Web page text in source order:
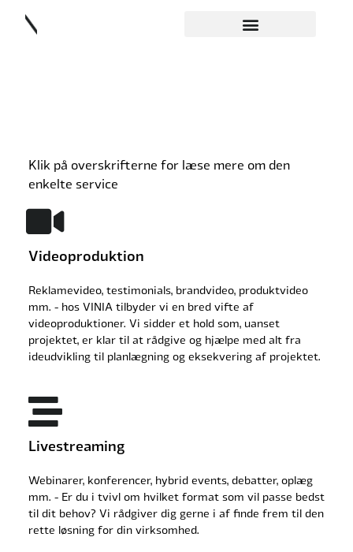
Klik på overskrifterne for læse mere om den
enkelte service
Videoproduktion
Reklamevideo, testimonials, brandvideo, produktvideo
mm. - hos VINIA tilbyder vi en bred vifte af
videoproduktioner. Vi sidder et hold som, uanset
projektet, er klar til at rådgive og hjælpe med alt fra
ideudvikling til planlægning og eksekvering af projektet.
Livestreaming
Webinarer, konferencer, hybrid events, debatter, oplæg
mm. - Er du i tvivl om hvilket format som vil passe bedst
til dit behov? Vi rådgiver dig gerne i af finde frem til den
rette løsning for din virksomhed.